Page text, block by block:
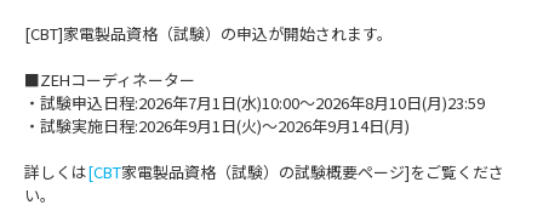
[CBT]家電製品資格（試験）の申込が開始されます。
■ZEHコーディネーター
・試験申込日程:2026年7月1日(水)10:00～2026年8月10日(月)23:59
・試験実施日程:2026年9月1日(火)～2026年9月14日(月)
詳しくは[CBT家電製品資格（試験）の試験概要ページ]をご覧くださ
い。